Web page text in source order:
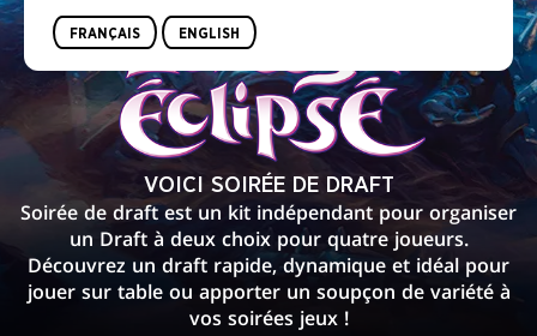
VOICI SOIRÉE DE DRAFT
Soirée de draft est un kit indépendant pour organiser
un Draft à deux choix pour quatre joueurs.
Découvrez un draft rapide, dynamique et idéal pour
jouer sur table ou apporter un soupçon de variété à
vos soirées jeux !
FRANÇAIS ENGLISH